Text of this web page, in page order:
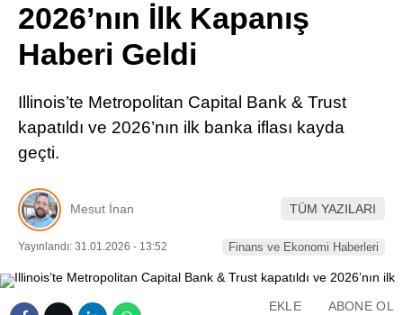
TikTok
LinkedIn
2026’nın İlk Kapanış
Haberi Geldi
Illinois’te Metropolitan Capital Bank & Trust
kapatıldı ve 2026’nın ilk banka iflası kayda
geçti.
Mesut İnan TÜM YAZILARI
Yayınlandı: 31.01.2026 - 13:52 Finans ve Ekonomi Haberleri
EKLE ABONE OL